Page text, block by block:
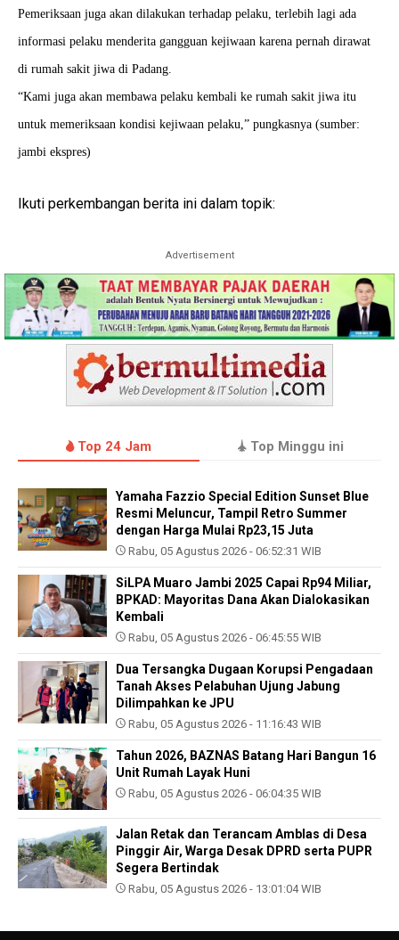
Pemeriksaan juga akan dilakukan terhadap pelaku, terlebih lagi ada
informasi pelaku menderita gangguan kejiwaan karena pernah dirawat
di rumah sakit jiwa di Padang.
“Kami juga akan membawa pelaku kembali ke rumah sakit jiwa itu
untuk memeriksaan kondisi kejiwaan pelaku,” pungkasnya (sumber:
jambi ekspres)
Ikuti perkembangan berita ini dalam topik:
Advertisement
Top 24 Jam Top Minggu ini
Yamaha Fazzio Special Edition Sunset Blue
Resmi Meluncur, Tampil Retro Summer
dengan Harga Mulai Rp23,15 Juta
Rabu, 05 Agustus 2026 - 06:52:31 WIB
SiLPA Muaro Jambi 2025 Capai Rp94 Miliar,
BPKAD: Mayoritas Dana Akan Dialokasikan
Kembali
Rabu, 05 Agustus 2026 - 06:45:55 WIB
Dua Tersangka Dugaan Korupsi Pengadaan
Tanah Akses Pelabuhan Ujung Jabung
Dilimpahkan ke JPU
Rabu, 05 Agustus 2026 - 11:16:43 WIB
Tahun 2026, BAZNAS Batang Hari Bangun 16
Unit Rumah Layak Huni
Rabu, 05 Agustus 2026 - 06:04:35 WIB
Jalan Retak dan Terancam Amblas di Desa
Pinggir Air, Warga Desak DPRD serta PUPR
Segera Bertindak
Rabu, 05 Agustus 2026 - 13:01:04 WIB